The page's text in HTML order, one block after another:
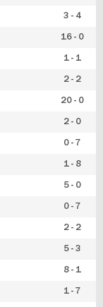
3 - 4
16 - 0
1 - 1
2 - 2
20 - 0
2 - 0
0 - 7
1 - 8
5 - 0
0 - 7
2 - 2
5 - 3
8 - 1
1 - 7